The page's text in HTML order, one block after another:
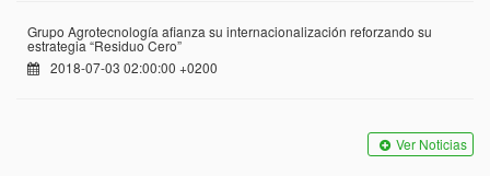
Grupo Agrotecnología afianza su internacionalización reforzando su
estrategia “Residuo Cero”
2018-07-03 02:00:00 +0200
Ver Noticias